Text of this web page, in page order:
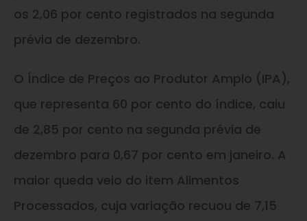
os 2,06 por cento registrados na segunda
prévia de dezembro.
O Índice de Preços ao Produtor Amplo (IPA),
que representa 60 por cento do índice, caiu
de 2,85 por cento na segunda prévia de
dezembro para 0,67 por cento em janeiro. A
maior queda veio do item Alimentos
Processados, cuja variação recuou de 7,15